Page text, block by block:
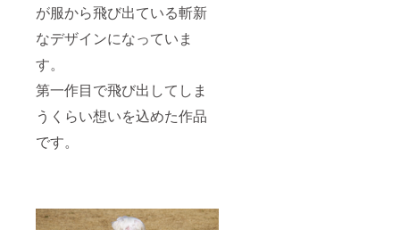
が服から飛び出ている斬新
なデザインになっていま
す。
第一作目で飛び出してしま
うくらい想いを込めた作品
です。